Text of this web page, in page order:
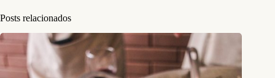
Posts relacionados